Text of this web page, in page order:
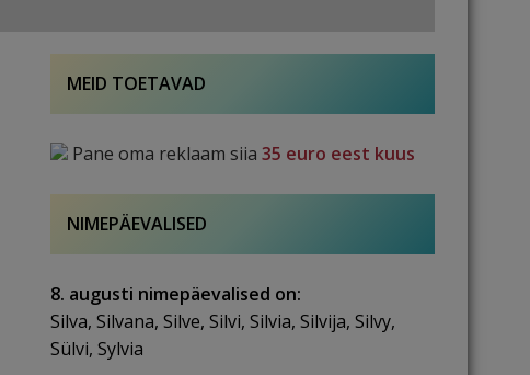
MEID TOETAVAD
Pane oma reklaam siia 35 euro eest kuus
NIMEPÄEVALISED
8. augusti nimepäevalised on:
Silva, Silvana, Silve, Silvi, Silvia, Silvija, Silvy,
Sülvi, Sylvia